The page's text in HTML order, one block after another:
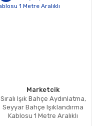
Marketcik
Sıralı Işık Bahçe Aydınlatma,
Seyyar Bahçe Işıklandırma
Kablosu 1 Metre Aralıklı